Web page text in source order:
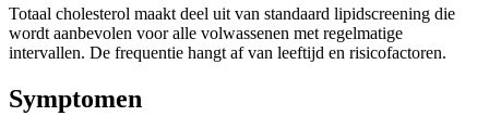
Totaal cholesterol maakt deel uit van standaard lipidscreening die
wordt aanbevolen voor alle volwassenen met regelmatige
intervallen. De frequentie hangt af van leeftijd en risicofactoren.
Symptomen